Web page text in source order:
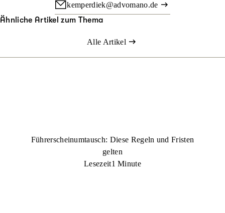
kemperdiek@advomano.de
Ähnliche Artikel zum Thema
Alle Artikel
Führerscheinumtausch: Diese Regeln und Fristen
gelten
Lesezeit1 Minute